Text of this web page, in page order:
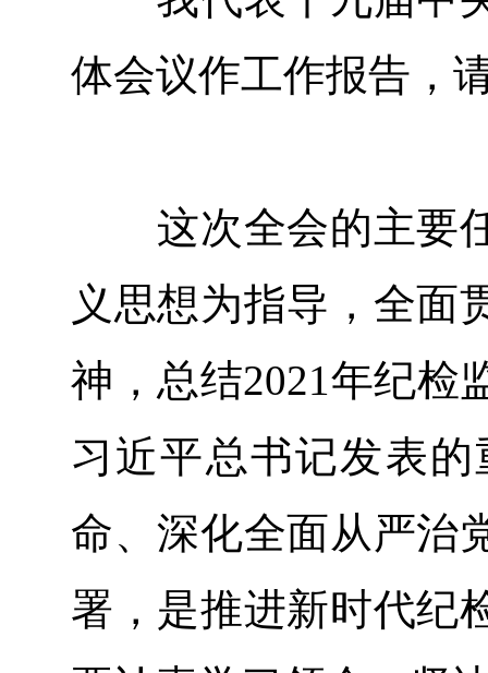
体会议作工作报告，
这次全会的主要任
义思想为指导，全面
神，总结2021年纪检
习近平总书记发表
命、深化全面从严治
署，是推进新时代纪